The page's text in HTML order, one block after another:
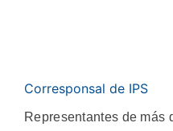
Corresponsal de IPS
Representantes de más